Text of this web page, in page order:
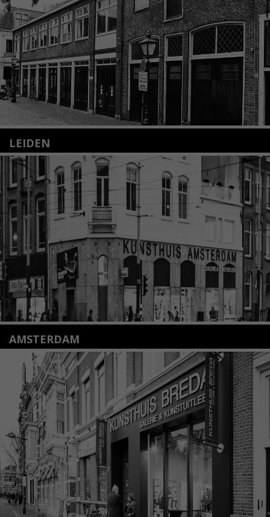
LEIDEN
Nieuwstraat 35
2312 KA Leiden
+31(0)71 – 52 84 480
info@kunsthuisleiden.nl
Lees meer
AMSTERDAM
Amstelveenseweg 135
1075 VX Amsterdam
+31 (0)20 2332546
info@kunsthuisamsterdam.nl
Lees meer